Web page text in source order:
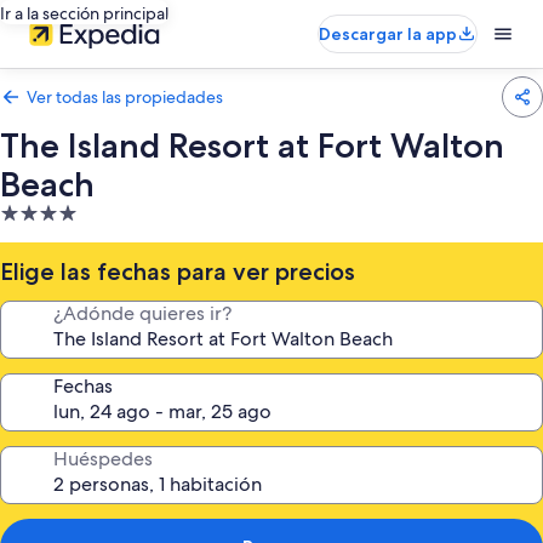
Ir a la sección principal
Descargar la app
Ver todas las propiedades
The Island Resort at Fort Walton
Beach
Propiedad
de
4.0
estrellas
Elige las fechas para ver precios
¿Adónde quieres ir?
Fechas
Huéspedes